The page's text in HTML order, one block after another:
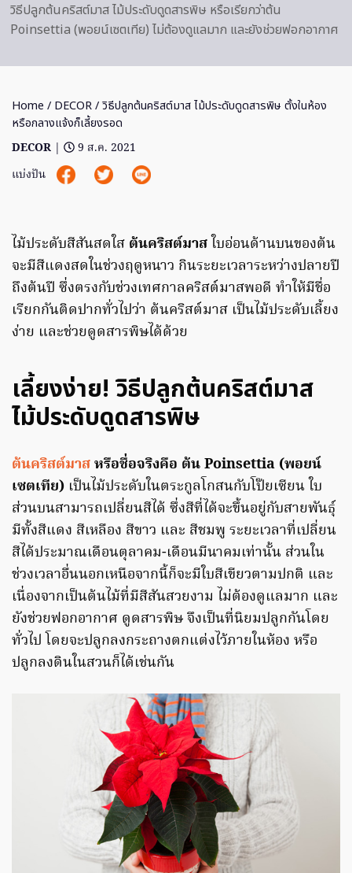
วิธีปลูกต้นคริสต์มาส ไม้ประดับดูดสารพิษ หรือเรียกว่าต้น
Poinsettia (พอยน์เซตเทีย) ไม่ต้องดูแลมาก และยังช่วยฟอกอากาศ
Home / DECOR/ วิธีปลูกต้นคริสต์มาส ไม้ประดับดูดสารพิษ ตั้งในห้อง
หรือกลางแจ้งก็เลี้ยงรอด
DECOR |
9 ส.ค. 2021
แบ่งปัน
ไม้ประดับสีสันสดใส ต้นคริสต์มาสใบอ่อนด้านบนของต้น
จะมีสีแดงสดในช่วงฤดูหนาว กินระยะเวลาระหว่างปลายปี
ถึงต้นปี ซึ่งตรงกับช่วงเทศกาลคริสต์มาสพอดี ทำให้มีชื่อ
เรียกกันติดปากทั่วไปว่า ต้นคริสต์มาส เป็นไม้ประดับเลี้ยง
ง่าย และช่วยดูดสารพิษได้ด้วย
เลี้ยงง่าย! วิธีปลูกต้นคริสต์มาส
ไม้ประดับดูดสารพิษ
ต้นคริสต์มาสหรือชื่อจริงคือ ต้น Poinsettia (พอยน์
เซตเทีย) เป็นไม้ประดับในตระกูลโกสนกับโป๊ยเซียน ใบ
ส่วนบนสามารถเปลี่ยนสีได้ ซึ่งสีที่ได้จะขึ้นอยู่กับสายพันธุ์
มีทั้งสีแดง สีเหลือง สีขาว และ สีชมพู ระยะเวลาที่เปลี่ยน
สีได้ประมาณเดือนตุลาคม-เดือนมีนาคมเท่านั้น ส่วนใน
ช่วงเวลาอื่นนอกเหนือจากนี้ก็จะมีใบสีเขียวตามปกติ และ
เนื่องจากเป็นต้นไม้ที่มีสีสันสวยงาม ไม่ต้องดูแลมาก และ
ยังช่วยฟอกอากาศ ดูดสารพิษ จึงเป็นที่นิยมปลูกกันโดย
ทั่วไป โดยจะปลูกลงกระถางตกแต่งไว้ภายในห้อง หรือ
ปลูกลงดินในสวนก็ได้เช่นกัน